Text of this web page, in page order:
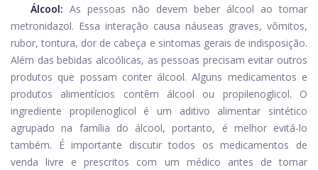
Álcool: As pessoas não devem beber álcool ao tomar
metronidazol. Essa interação causa náuseas graves, vômitos,
rubor, tontura, dor de cabeça e sintomas gerais de indisposição.
Além das bebidas alcoólicas, as pessoas precisam evitar outros
produtos que possam conter álcool. Alguns medicamentos e
produtos alimentícios contêm álcool ou propilenoglicol. O
ingrediente propilenoglicol é um aditivo alimentar sintético
agrupado na família do álcool, portanto, é melhor evitá-lo
também. É importante discutir todos os medicamentos de
venda livre e prescritos com um médico antes de tomar